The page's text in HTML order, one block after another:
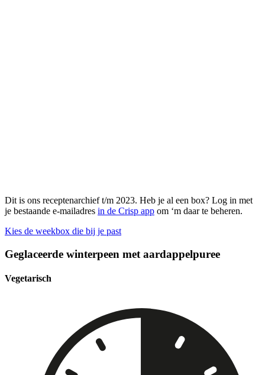
Dit is ons receptenarchief t/m 2023. Heb je al een box? Log in met
je bestaande e-mailadres in de Crisp app om ‘m daar te beheren.
Kies de weekbox die bij je past
Geglaceerde winterpeen met aardappelpuree
Vegetarisch